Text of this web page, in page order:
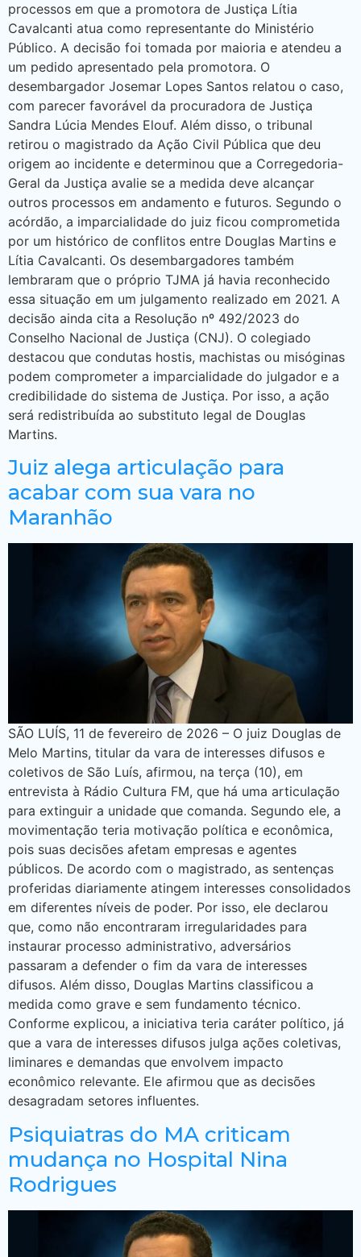
processos em que a promotora de Justiça Lítia
Cavalcanti atua como representante do Ministério
Público. A decisão foi tomada por maioria e atendeu a
um pedido apresentado pela promotora. O
desembargador Josemar Lopes Santos relatou o caso,
com parecer favorável da procuradora de Justiça
Sandra Lúcia Mendes Elouf. Além disso, o tribunal
retirou o magistrado da Ação Civil Pública que deu
origem ao incidente e determinou que a Corregedoria-
Geral da Justiça avalie se a medida deve alcançar
outros processos em andamento e futuros. Segundo o
acórdão, a imparcialidade do juiz ficou comprometida
por um histórico de conflitos entre Douglas Martins e
Lítia Cavalcanti. Os desembargadores também
lembraram que o próprio TJMA já havia reconhecido
essa situação em um julgamento realizado em 2021. A
decisão ainda cita a Resolução nº 492/2023 do
Conselho Nacional de Justiça (CNJ). O colegiado
destacou que condutas hostis, machistas ou misóginas
podem comprometer a imparcialidade do julgador e a
credibilidade do sistema de Justiça. Por isso, a ação
será redistribuída ao substituto legal de Douglas
Martins.
Juiz alega articulação para
acabar com sua vara no
Maranhão
SÃO LUÍS, 11 de fevereiro de 2026 – O juiz Douglas de
Melo Martins, titular da vara de interesses difusos e
coletivos de São Luís, afirmou, na terça (10), em
entrevista à Rádio Cultura FM, que há uma articulação
para extinguir a unidade que comanda. Segundo ele, a
movimentação teria motivação política e econômica,
pois suas decisões afetam empresas e agentes
públicos. De acordo com o magistrado, as sentenças
proferidas diariamente atingem interesses consolidados
em diferentes níveis de poder. Por isso, ele declarou
que, como não encontraram irregularidades para
instaurar processo administrativo, adversários
passaram a defender o fim da vara de interesses
difusos. Além disso, Douglas Martins classificou a
medida como grave e sem fundamento técnico.
Conforme explicou, a iniciativa teria caráter político, já
que a vara de interesses difusos julga ações coletivas,
liminares e demandas que envolvem impacto
econômico relevante. Ele afirmou que as decisões
desagradam setores influentes.
Psiquiatras do MA criticam
mudança no Hospital Nina
Rodrigues